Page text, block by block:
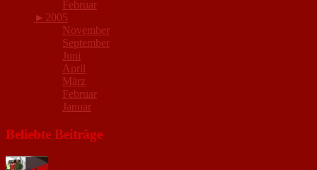
Februar
► 2005
November
September
Juni
April
März
Februar
Januar
Beliebte Beiträge